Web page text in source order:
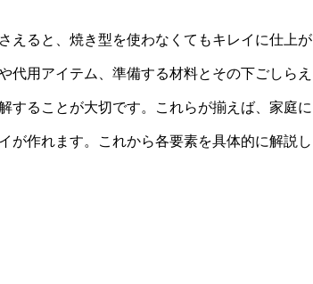
えると、焼き型を使わなくてもキレイに仕上が
代用アイテム、準備する材料とその下ごしらえ
することが大切です。これらが揃えば、家庭に
が作れます。これから各要素を具体的に解説し